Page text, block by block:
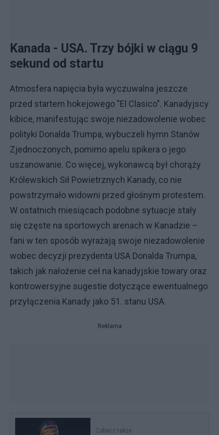
Kanada - USA. Trzy bójki w ciągu 9
sekund od startu
Atmosfera napięcia była wyczuwalna jeszcze
przed startem hokejowego "El Clasico". Kanadyjscy
kibice, manifestując swoje niezadowolenie wobec
polityki Donalda Trumpa, wybuczeli hymn Stanów
Zjednoczonych, pomimo apelu spikera o jego
uszanowanie. Co więcej, wykonawcą był chorąży
Królewskich Sił Powietrznych Kanady, co nie
powstrzymało widowni przed głośnym protestem.
W ostatnich miesiącach podobne sytuacje stały
się częste na sportowych arenach w Kanadzie –
fani w ten sposób wyrażają swoje niezadowolenie
wobec decyzji prezydenta USA Donalda Trumpa,
takich jak nałożenie ceł na kanadyjskie towary oraz
kontrowersyjne sugestie dotyczące ewentualnego
przyłączenia Kanady jako 51. stanu USA.
Reklama
Zobacz także